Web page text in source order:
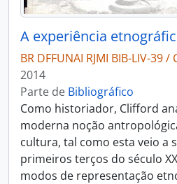
BR DFFUNAI RJMI BIB-LIV-39
2014
Parte de Bibliográfico
Como historiador, Clifford
moderna noção
cultura, tal como esta veio a
primeiros terços do século
modos de representação